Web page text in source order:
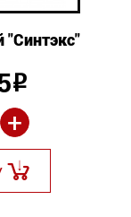
Р
+